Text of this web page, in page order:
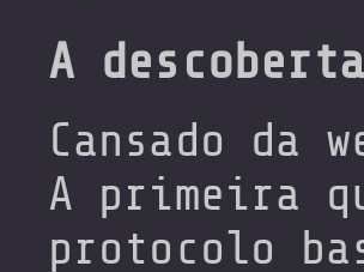
A
Cansado da
A primeira
protocolo